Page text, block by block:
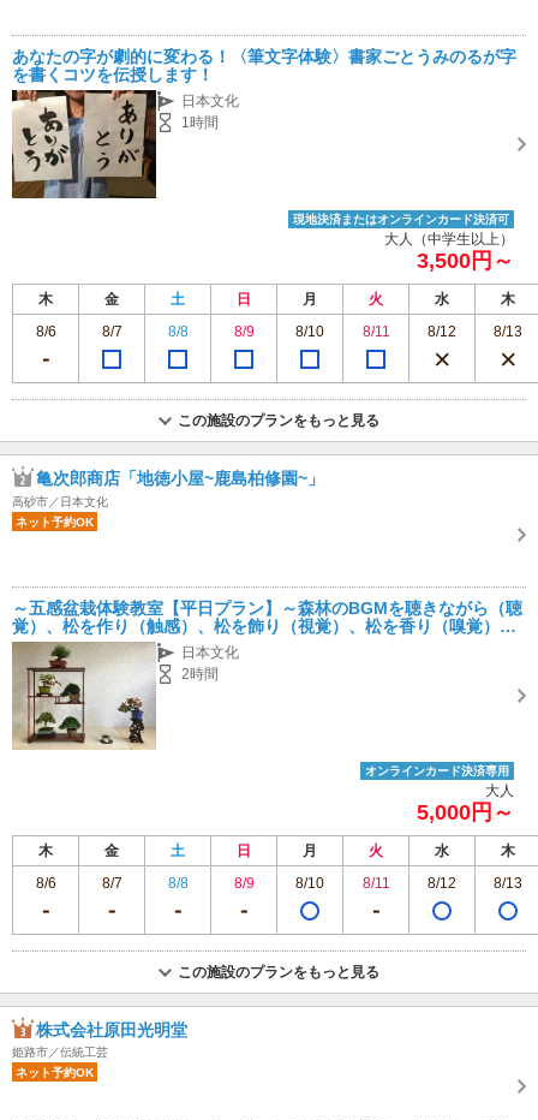
あなたの字が劇的に変わる！〈筆文字体験〉書家ごとうみのるが字
を書くコツを伝授します！
日本文化
1時間
現地決済またはオンラインカード決済可
大人（中学生以上）
3,500円～
木 金 土 日 月 火 水
木
8/6
8/7 8/8 8/9 8/10 8/11 8/12 8/13
この施設のプランをもっと見る
亀次郎商店「地徳小屋~鹿島柏修園~」
高砂市／日本文化
ネット予約OK
～五感盆栽体験教室【平日プラン】～森林のBGMを聴きながら（聴
覚）、松を作り（触感）、松を飾り（視覚）、松を香り（嗅覚）、
松を食す（味覚）世界唯一の盆栽体験教室
日本文化
2時間
オンラインカード決済専用
大人
5,000円～
木 金 土 日 月 火 水
木
8/6
8/7 8/8 8/9 8/10 8/11 8/12 8/13
この施設のプランをもっと見る
株式会社原田光明堂
姫路市／伝統工芸
ネット予約OK